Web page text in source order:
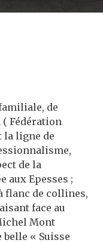
de
Fédération
la ligne de
de la
aux Epesses ;
flanc de collines,
face au
Mont
« Suisse